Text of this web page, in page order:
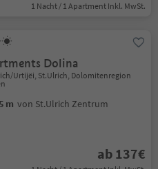
1 Nacht / 1 Apartment Inkl. MwSt.
Dolina
Urtijëi, St.Ulrich, Dolomitenregion
m von St.Ulrich Zentrum
ab 137€